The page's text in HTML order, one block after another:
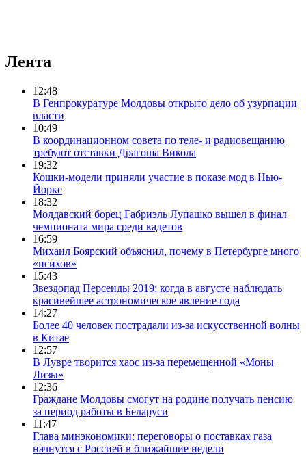
Лента
12:48
В Генпрокуратуре Молдовы открыто дело об узурпации
власти
10:49
В координационном совета по теле- и радиовещанию
требуют отставки Драгоша Викола
19:32
Кошки-модели приняли участие в показе мод в Нью-
Йорке
18:32
Молдавский борец Габриэль Лупашко вышел в финал
чемпионата мира среди кадетов
16:59
Михаил Боярский объяснил, почему в Петербурге много
«психов»
15:43
Звездопад Персеиды 2019: когда в августе наблюдать
красивейшее астрономическое явление года
14:27
Более 40 человек пострадали из-за искусственной волны
в Китае
12:57
В Лувре творится хаос из-за перемещенной «Моны
Лизы»
12:36
Граждане Молдовы смогут на родине получать пенсию
за период работы в Беларуси
11:47
Глава минэкономики: переговоры о поставках газа
начнутся с Россией в ближайшие недели